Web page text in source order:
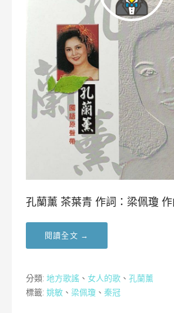
孔蘭薰 茶葉青 作詞：梁佩瓊 作
閱讀全文 →
分類: 地方歌謠 、 女人的歌 、 孔蘭薰
標籤: 姚敏 、 梁佩瓊 、 秦冠